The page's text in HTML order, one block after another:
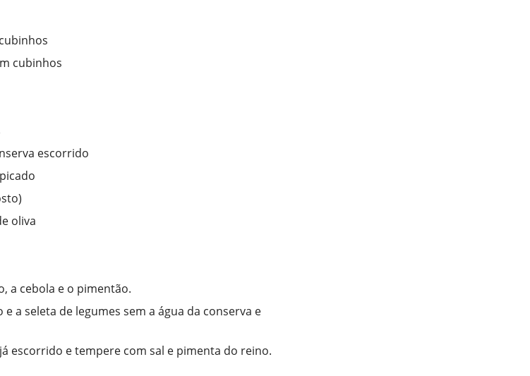
cubinhos
escorrido
oliva
a cebola e o pimentão.
a seleta de legumes sem a água da conserva e
escorrido e tempere com sal e pimenta do reino.